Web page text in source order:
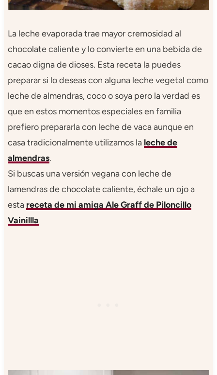
La leche evaporada trae mayor cremosidad al
chocolate caliente y lo convierte en una bebida de
cacao digna de dioses. Esta receta la puedes
preparar si lo deseas con alguna leche vegetal como
leche de almendras, coco o soya pero la verdad es
que en estos momentos especiales en familia
prefiero prepararla con leche de vaca aunque en
casa tradicionalmente utilizamos la leche de
almendras.
Si buscas una versión vegana con leche de
lamendras de chocolate caliente, échale un ojo a
esta receta de mi amiga Ale Graff de Piloncillo
Vainillla